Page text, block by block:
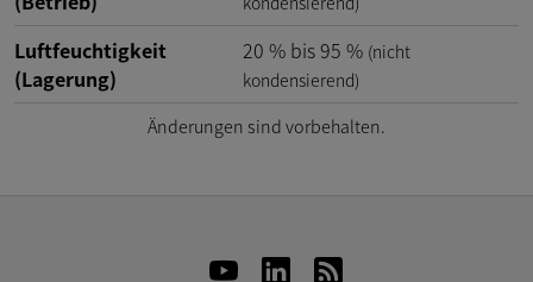
Luftfeuchtigkeit
(Lagerung)
20 % bis95 % (nicht
kondensierend)
Änderungen sind vorbehalten.